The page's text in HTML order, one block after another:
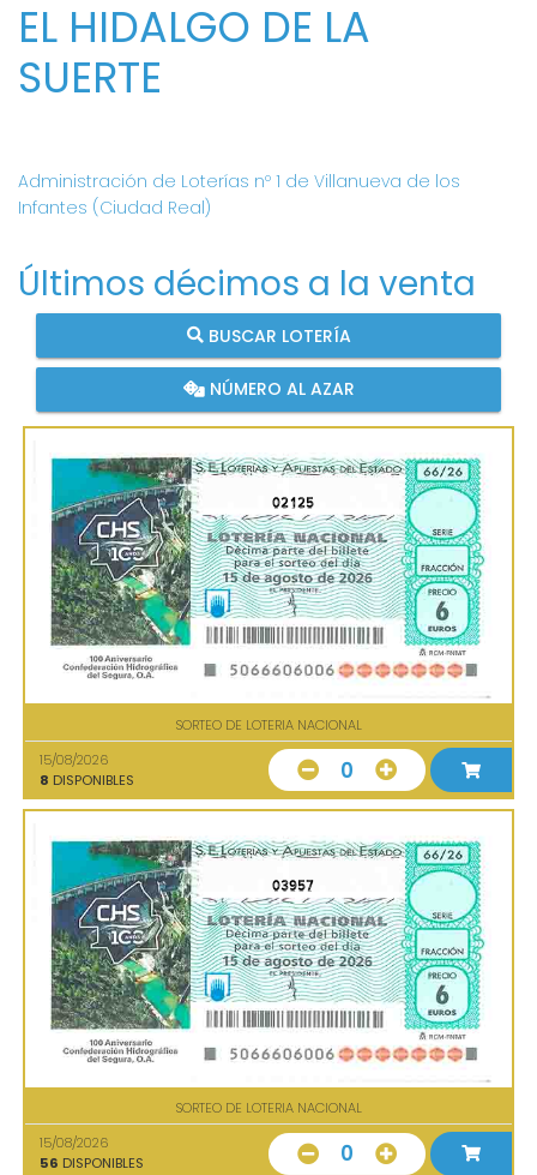
EL HIDALGO DE LA
SUERTE
Administración de Loterías nº 1 de Villanueva de los
Infantes (Ciudad Real)
Últimos décimos a la venta
BUSCAR LOTERÍA
NÚMERO AL AZAR
02125
SORTEO DE LOTERIA NACIONAL
15/08/2026
8 DISPONIBLES 0
03957
SORTEO DE LOTERIA NACIONAL
15/08/2026
56 DISPONIBLES 0